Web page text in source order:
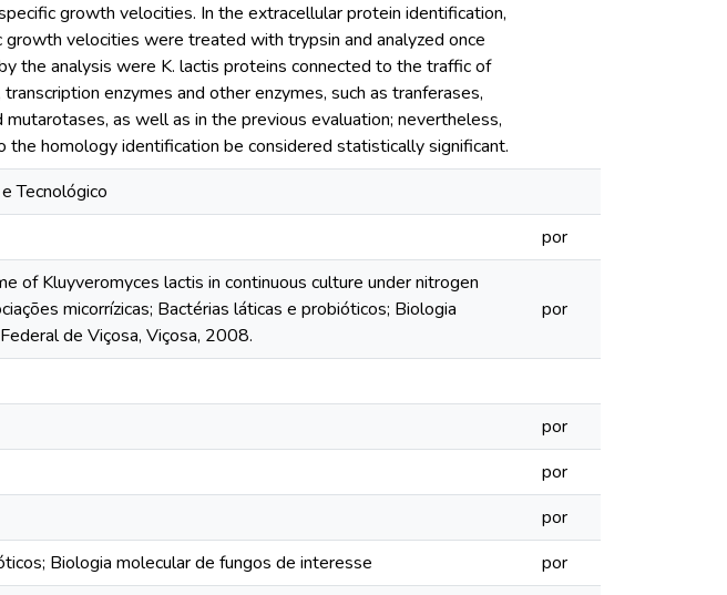
growth velocities. In the extracellular protein identification,
velocities were treated with trypsin and analyzed once
the analysis were K. lactis proteins connected to the traffic of
enzymes and other enzymes, such as tranferases,
as well as in the previous evaluation; nevertheless,
homology identification be considered statistically significant.
Tecnológico
por
of Kluyveromyces lactis in continuous culture under nitrogen
micorrízicas; Bactérias láticas e probióticos; Biologia
de Viçosa, Viçosa, 2008.
por
por
por
por
Biologia molecular de fungos de interesse
por